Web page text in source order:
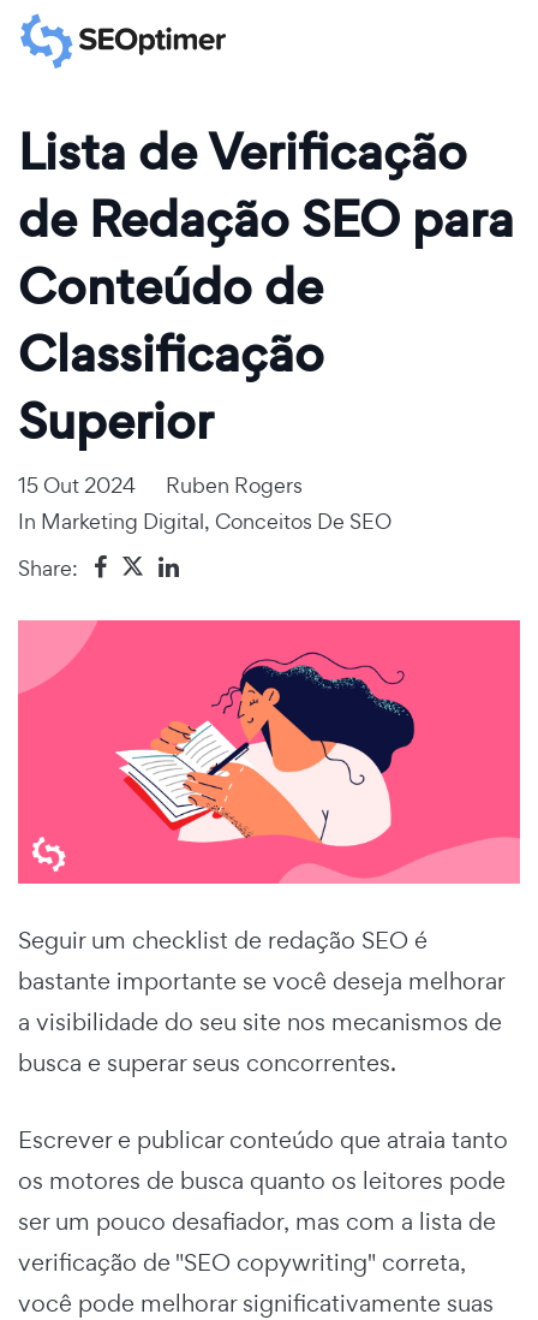
Lista de Verificação
de Redação SEO para
Conteúdo de
Classificação
Superior
15 Out 2024
Ruben Rogers
In Marketing Digital, Conceitos De SEO
Share:
Seguir um checklist de redação SEO é
bastante importante se você deseja melhorar
a visibilidade do seu site nos mecanismos de
busca e superar seus concorrentes.
Escrever e publicar conteúdo que atraia tanto
os motores de busca quanto os leitores pode
ser um pouco desafiador, mas com a lista de
verificação de "SEO copywriting" correta,
você pode melhorar significativamente suas